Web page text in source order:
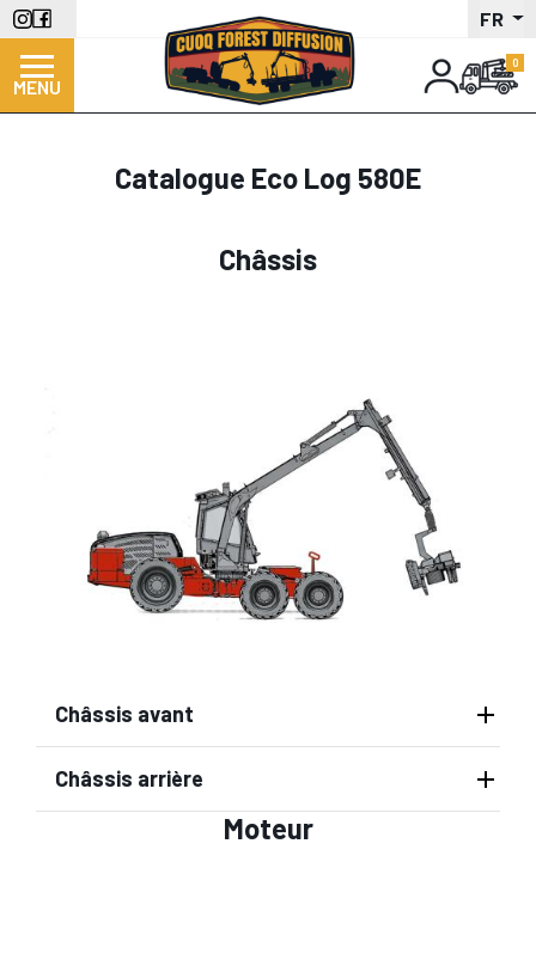
Aller
au
contenu
principal
FR
MENU
Catalogue Eco Log 580E
Châssis
Châssis avant
Châssis arrière
Moteur